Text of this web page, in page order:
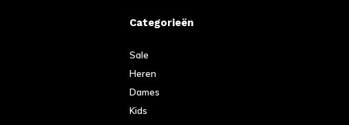
Categorieën
Sale
Heren
Dames
Kids